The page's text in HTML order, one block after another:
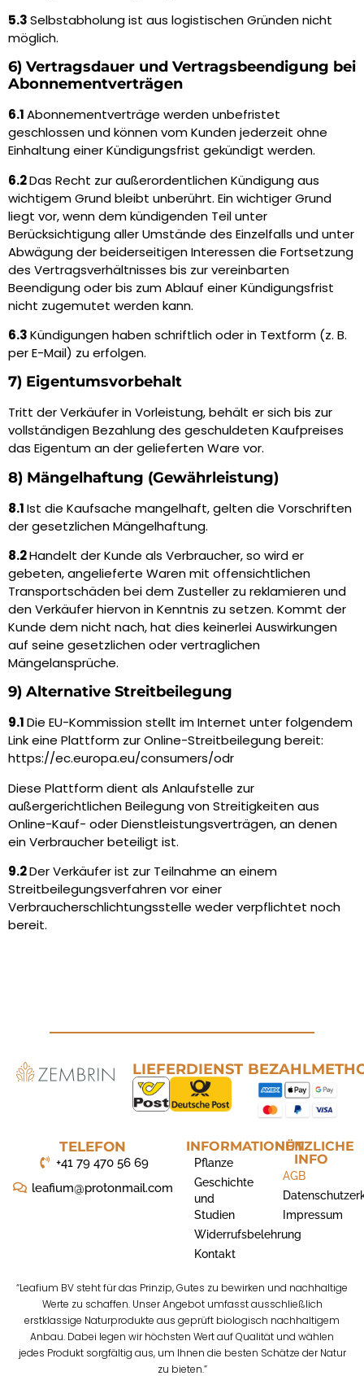
5.3Selbstabholung ist aus logistischen Gründen nicht
möglich.
6) Vertragsdauer und Vertragsbeendigung bei
Abonnementverträgen
6.1Abonnementverträge werden unbefristet
geschlossen und können vom Kunden jederzeit ohne
Einhaltung einer Kündigungsfrist gekündigt werden.
6.2Das Recht zur außerordentlichen Kündigung aus
wichtigem Grund bleibt unberührt. Ein wichtiger Grund
liegt vor, wenn dem kündigenden Teil unter
Berücksichtigung aller Umstände des Einzelfalls und unter
Abwägung der beiderseitigen Interessen die Fortsetzung
des Vertragsverhältnisses bis zur vereinbarten
Beendigung oder bis zum Ablauf einer Kündigungsfrist
nicht zugemutet werden kann.
6.3Kündigungen haben schriftlich oder in Textform (z. B.
per E-Mail) zu erfolgen.
7) Eigentumsvorbehalt
Tritt der Verkäufer in Vorleistung, behält er sich bis zur
vollständigen Bezahlung des geschuldeten Kaufpreises
das Eigentum an der gelieferten Ware vor.
8) Mängelhaftung (Gewährleistung)
8.1Ist die Kaufsache mangelhaft, gelten die Vorschriften
der gesetzlichen Mängelhaftung.
8.2Handelt der Kunde als Verbraucher, so wird er
gebeten, angelieferte Waren mit offensichtlichen
Transportschäden bei dem Zusteller zu reklamieren und
den Verkäufer hiervon in Kenntnis zu setzen. Kommt der
Kunde dem nicht nach, hat dies keinerlei Auswirkungen
auf seine gesetzlichen oder vertraglichen
Mängelansprüche.
9) Alternative Streitbeilegung
9.1Die EU-Kommission stellt im Internet unter folgendem
Link eine Plattform zur Online-Streitbeilegung bereit:
https://ec.europa.eu/consumers/odr
Diese Plattform dient als Anlaufstelle zur
außergerichtlichen Beilegung von Streitigkeiten aus
Online-Kauf- oder Dienstleistungsverträgen, an denen
ein Verbraucher beteiligt ist.
9.2Der Verkäufer ist zur Teilnahme an einem
Streitbeilegungsverfahren vor einer
Verbraucherschlichtungsstelle weder verpflichtet noch
bereit.
LIEFERDIENST
INFORMATIONEN
Pflanze
Geschichte
und
Studien
Widerrufsbelehrung
Kontakt
TELEFON
+41 79 470 56 69
leafium@protonmail.com
NÜTZLICHE
INFO
AGB
Impressum
“Leafium BV steht für das Prinzip, Gutes zu bewirken und nachhaltige
Werte zu schaffen. Unser Angebot umfasst ausschließlich
erstklassige Naturprodukte aus geprüft biologisch nachhaltigem
Anbau. Dabei legen wir höchsten Wert auf Qualität und wählen
jedes Produkt sorgfältig aus, um Ihnen die besten Schätze der Natur
zu bieten.”